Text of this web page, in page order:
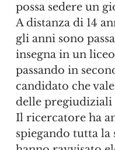
possa sedere un
A distanza di 14
gli anni sono
insegna in un
passando in
candidato che
delle pregiudiziali
Il ricercatore ha
spiegando tutta